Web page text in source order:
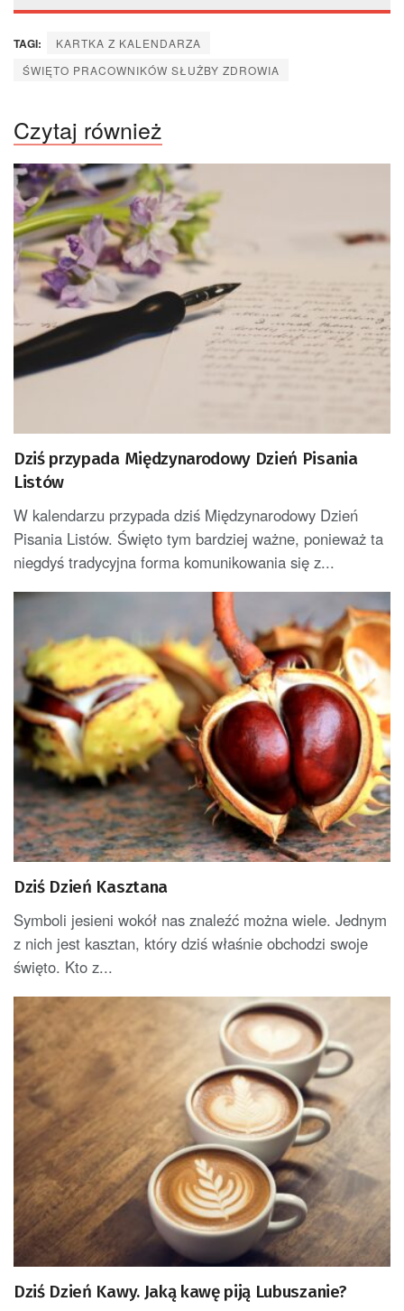
TAGI:
KARTKA Z KALENDARZA
ŚWIĘTO PRACOWNIKÓW SŁUŻBY ZDROWIA
Czytaj również
Dziś przypada Międzynarodowy Dzień Pisania
Listów
W kalendarzu przypada dziś Międzynarodowy Dzień
Pisania Listów. Święto tym bardziej ważne, ponieważ ta
niegdyś tradycyjna forma komunikowania się z...
Dziś Dzień Kasztana
Symboli jesieni wokół nas znaleźć można wiele. Jednym
z nich jest kasztan, który dziś właśnie obchodzi swoje
święto. Kto z...
Dziś Dzień Kawy. Jaką kawę piją Lubuszanie?